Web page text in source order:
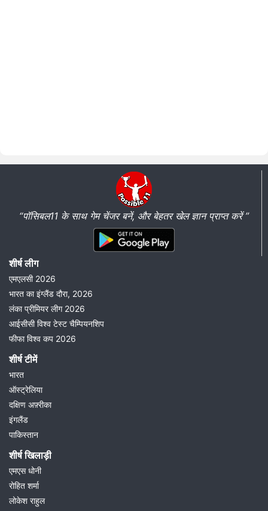
“पॉसिबल11 के साथ गेम चेंजर बनें, और बेहतर खेल ज्ञान प्राप्त करें ”
शीर्ष लीग
एमएलसी 2026
भारत का इंग्लैंड दौरा, 2026
लंका प्रीमियर लीग 2026
आईसीसी विश्व टेस्ट चैम्पियनशिप
फीफा विश्व कप 2026
शीर्ष टीमें
भारत
ऑस्ट्रेलिया
दक्षिण अफ़्रीका
इंगलैंड
पाकिस्तान
शीर्ष खिलाड़ी
एमएस धोनी
रोहित शर्मा
लोकेश राहुल